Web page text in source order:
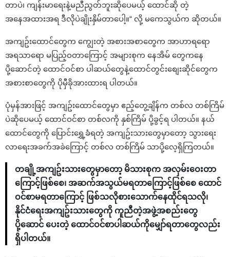
တာပဲ၊ ကျန်းမာရေးနဲ့မညီညွတ်ဘူးဆိုပေမယ့် ထောင်ဆို တဲ့
အနေအထားအရ ဒီလိုပဲချိုးနှိမ်တာပေါ့။“ လို့ မကေသွယ်က ဆိုတယ်။
အကျဥ်းထောင်တွေက ကျွေးတဲ့ အစားအစာတွေက အာဟာရရော
အရသာရော မပြည့်ဝတာကြောင့် အများစုက နေအိမ် တွေကနေ
ပို့ဆောင်တဲ့ ထောင်ဝင်စာ ပါဆယ်တွေနဲ့ထောင်တွင်းစျေးဆိုင်တွေက
အစားစာတွေကို ပိုမှီခိုအားထားရ ပါတယ်။
ပုံမှန်အားဖြင့် အကျဥ်းထောင်တွေမှာ ဧည့်တွေ့ချိန်က တစ်လ တစ်ကြိမ်
ပဲဆိုပေမယ့် ထောင်ဝင်စာ တစ်လကို နှစ်ကြိမ် ပို့ခွင့်ရ ပါတယ်။ နယ်
ထောင်တွေကို ပြောင်းရွှေ့ခံရတဲ့ အကျဥ်းသားတွေမှာတော့ သွားရေး
လာရေးအခက်အခဲကြောင့် တစ်လ တစ်ကြိမ် သာပို့လေ့ရှိကြတယ်။
တချို့အကျဥ်းသားတွေမှာတော့ မိသားစုက အလှမ်းဝေးတာ
ကြောင့်ဖြစ်စေ၊ အဆက်အသွယ်မရတာကြောင့်ဖြစ်စေ ထောင်
ဝင်စာမရတာကြောင့် ဖြစ်သလိုစားသောက်နေထိုင်ရသလို၊
နိုင်ငံရေးအကျဥ်းသားတွေကို ကူညီတဲ့အဖွဲ့အစည်းတွေ
ပို့ဆောင် ပေးတဲ့ ထောင်ဝင်စာပါဆယ်ကိုမျှော်ရတာတွေလည်း
ရှိပါတယ်။